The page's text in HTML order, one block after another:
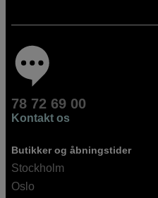
78 72 69 00
Kontakt os
Butikker og åbningstider
Stockholm
Oslo